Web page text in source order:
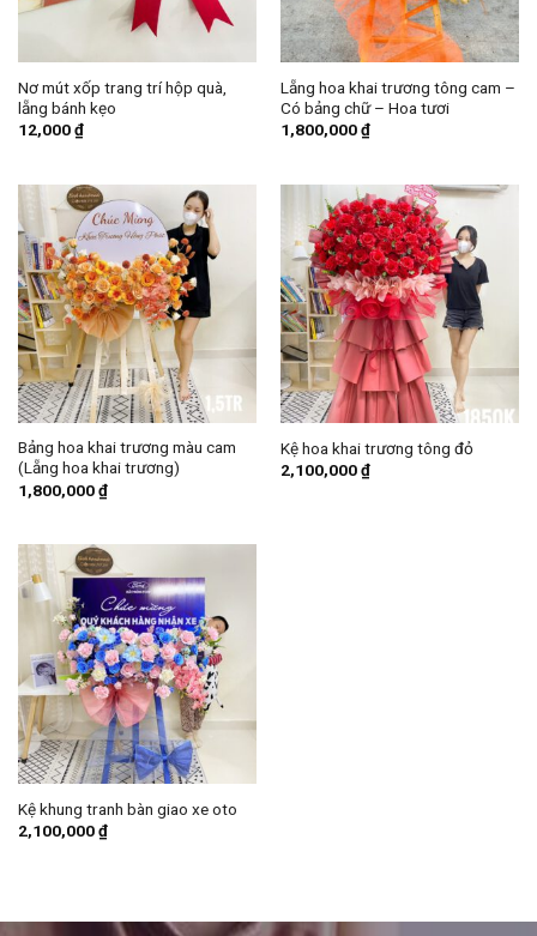
Nơ mút xốp trang trí hộp quà,
lẵng bánh kẹo
12,000₫
Lẵng hoa khai trương tông cam –
Có bảng chữ – Hoa tươi
1,800,000₫
Bảng hoa khai trương màu cam
(Lẵng hoa khai trương)
1,800,000₫
Kệ hoa khai trương tông đỏ
2,100,000₫
Kệ khung tranh bàn giao xe oto
2,100,000₫